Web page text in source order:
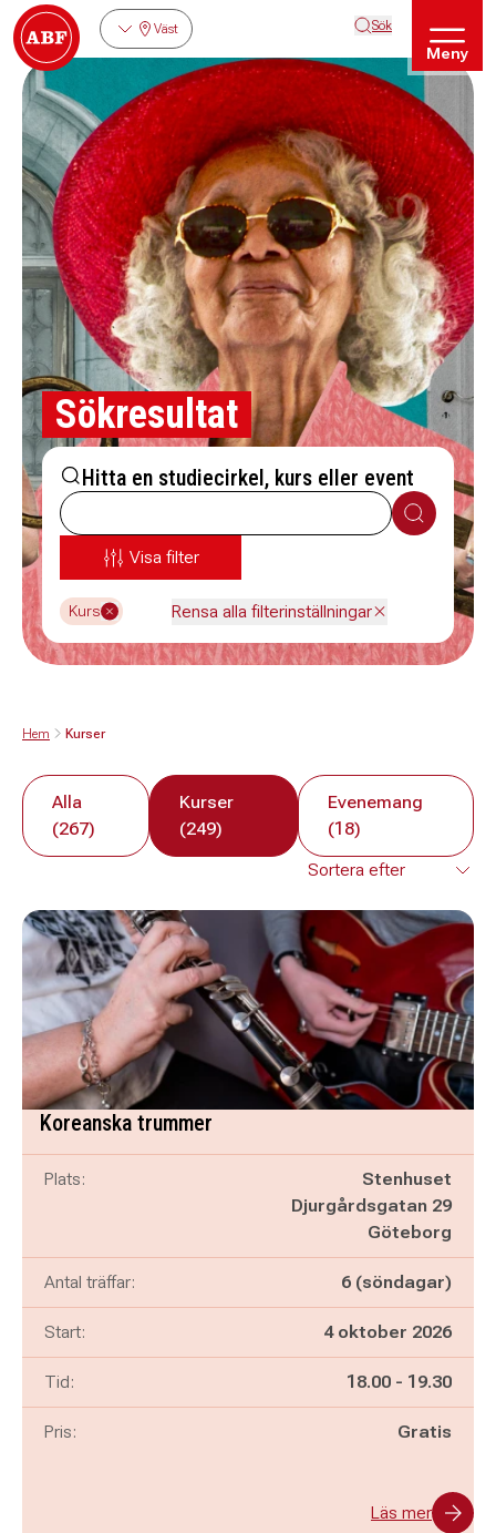
Väst Sök
Meny
Sökresultat
Hitta en studiecirkel, kurs eller event
Sök
Visa filter
Kurs Rensa alla filterinställningar
Hem Kurser
Alla
(267)
Kurser
(249)
Evenemang
(18)
Koreanska trummer
Plats:
Stenhuset
Djurgårdsgatan 29
Göteborg
Antal träffar: 6 (söndagar)
Start: 4 oktober 2026
Tid: Pågår mellan
18.00 - och
19.30
Pris: Gratis
Läs mer